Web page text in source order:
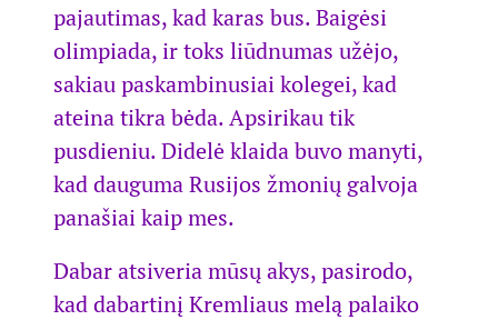
pajautimas, kad karas bus. Baigėsi
olimpiada, ir toks liūdnumas užėjo,
sakiau paskambinusiai kolegei, kad
ateina tikra bėda. Apsirikau tik
pusdieniu. Didelė klaida buvo manyti,
kad dauguma Rusijos žmonių galvoja
panašiai kaip mes.
Dabar atsiveria mūsų akys, pasirodo,
kad dabartinį Kremliaus melą palaiko